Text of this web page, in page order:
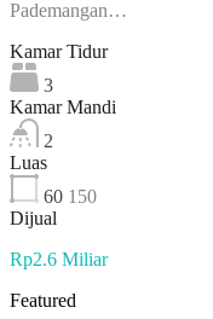
Pademangan…
Kamar Tidur
3
Kamar Mandi
2
Luas
60 150
Dijual
Rp2.6 Miliar
Featured